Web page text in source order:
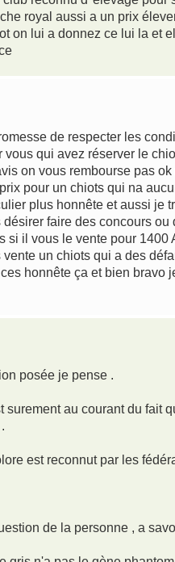
royal aussi a un prix
on lui a donnez ce lui la et
de respecter les
qui avez réserver le
on vous rembourse pas
pour un chiots qui na
plus honnête et aussi je
faire des concours
si il vous le vente pour
un chiots qui a des
honnête ça et bien
posée je pense .
surement au courant du fait
est reconnut par les
de la personne , a